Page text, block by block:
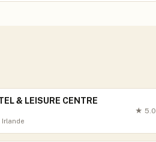
& LEISURE CENTRE
★ 5.0